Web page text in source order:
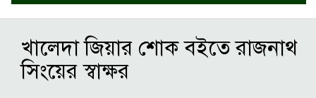
খালেদা জিয়ার শোক বইতে রাজনাথ
সিংয়ের স্বাক্ষর